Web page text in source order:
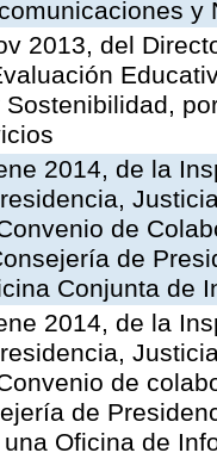
y
2013, del
2014, de la
de
de
Conjunta de
2014, de la
de
de
Oficina de